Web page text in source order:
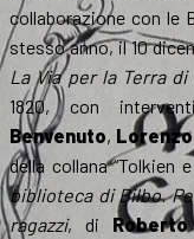
collaborazione con le
stesso anno, il 10
La Via per la Terra di
1820, con
Benvenuto,
della collana “Tolkien
biblioteca di Bilbo.
ragazzi, di